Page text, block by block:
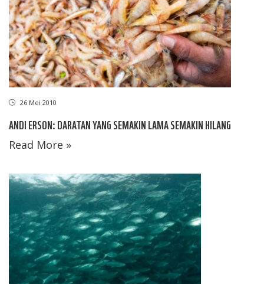
26 Mei 2010
ANDI ERSON: DARATAN YANG SEMAKIN LAMA SEMAKIN HILANG
Read More »